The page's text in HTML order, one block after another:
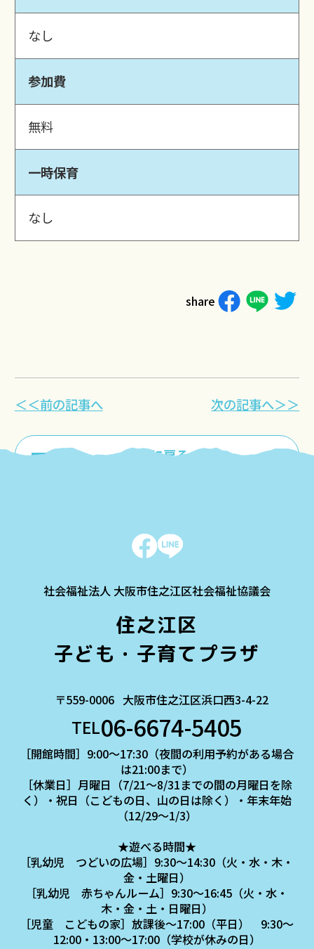
なし
参加費
無料
一時保育
なし
share
＜＜前の記事へ
一覧に戻る
次の記事へ＞＞
社会福祉法人 大阪市住之江区社会福祉協議会
住之江区
子ども・子育てプラザ
〒559-0006 大阪市住之江区浜口西3-4-22
TEL06-6674-5405
［開館時間］9:00～17:30（夜間の利用予約がある場合
は21:00まで）
［休業日］月曜日（7/21～8/31までの間の月曜日を除
く）・祝日（こどもの日、山の日は除く）・年末年始
（12/29～1/3）
★遊べる時間★
［乳幼児 つどいの広場］9:30～14:30（火・水・木・
金・土曜日）
［乳幼児 赤ちゃんルーム］9:30～16:45（火・水・
木・金・土・日曜日）
［児童 こどもの家］放課後～17:00（平日） 9:30～
12:00・13:00～17:00（学校が休みの日）